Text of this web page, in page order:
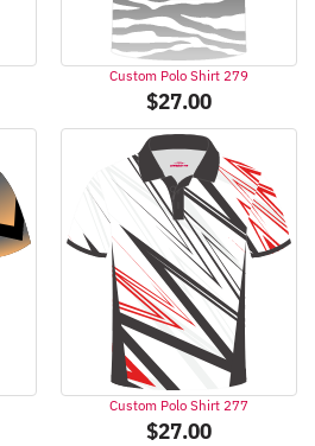
Custom Polo Shirt 279
$27.00
Custom Polo Shirt 277
$27.00